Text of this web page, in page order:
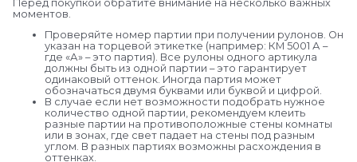
Перед покупкой обратите внимание на несколько важных
моментов.
Проверяйте номер партии при получении рулонов. Он
указан на торцевой этикетке (например: КМ 5001 А –
где «А» – это партия). Все рулоны одного артикула
должны быть из одной партии – это гарантирует
одинаковый оттенок. Иногда партия может
обозначаться двумя буквами или буквой и цифрой.
В случае если нет возможности подобрать нужное
количество одной партии, рекомендуем клеить
разные партии на противоположные стены комнаты
или в зонах, где свет падает на стены под разным
углом. В разных партиях возможны расхождения в
оттенках.